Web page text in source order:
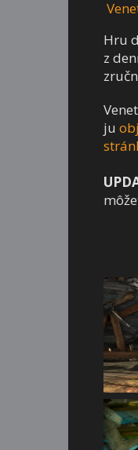
Hru
z
ju